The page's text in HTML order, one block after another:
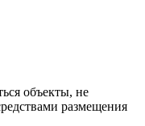
объекты, не
размещения